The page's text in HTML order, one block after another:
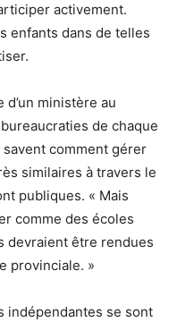
activement.
enfants dans de telles
d’un ministère au
de chaque
savent comment gérer
similaires à travers le
publiques. « Mais
comme des écoles
devraient être rendues
provinciale. »
indépendantes se sont